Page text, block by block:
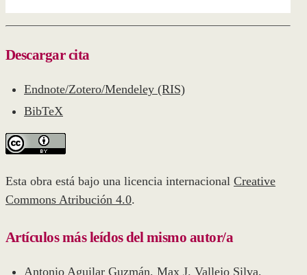
Descargar cita
Endnote/Zotero/Mendeley (RIS)
BibTeX
Esta obra está bajo una licencia internacional Creative
Commons Atribución 4.0.
Artículos más leídos del mismo autor/a
Antonio Aguilar Guzmán, Max J. Vallejo Silva,